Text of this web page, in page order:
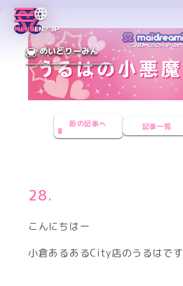
MENUEN／JP
めいどりーみん
前の記事へ 記事一覧
28.
こんにちはー
小倉あるあるCity店のうるはです